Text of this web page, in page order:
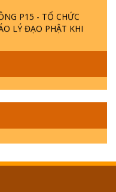
LÝ ĐẠO PHẬT KHI
ĐẶC BIỆT - P14 -
DƯƠNG LỊCH -
ĐẾN ĐÂU
ĐẶC BIỆT - P13 -
PHẬT ĐƯỢC
THẬT - GIẢ | TTTD
ĐẶC BIỆT - P12 -